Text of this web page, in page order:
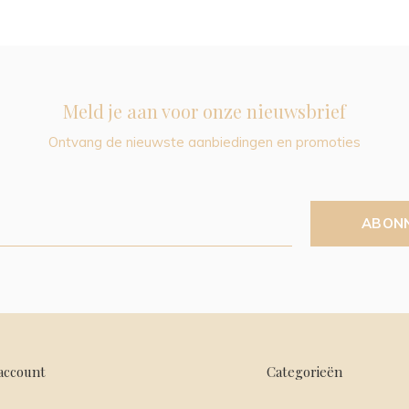
Meld je aan voor onze nieuwsbrief
Ontvang de nieuwste aanbiedingen en promoties
Categorieën